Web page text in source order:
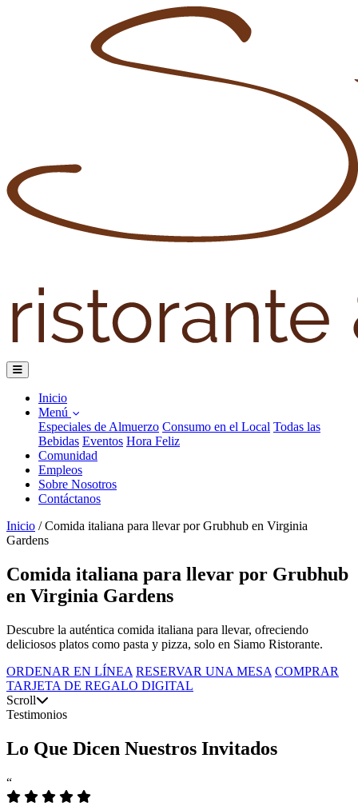
Inicio
Menú
Especiales de Almuerzo Consumo en el Local Todas las
Bebidas Eventos Hora Feliz
Comunidad
Empleos
Sobre Nosotros
Contáctanos
Inicio / Comida italiana para llevar por Grubhub en Virginia
Gardens
Comida italiana para llevar por Grubhub
en Virginia Gardens
Descubre la auténtica comida italiana para llevar, ofreciendo
deliciosos platos como pasta y pizza, solo en Siamo Ristorante.
ORDENAR EN LÍNEA RESERVAR UNA MESA COMPRAR
TARJETA DE REGALO DIGITAL
Scroll
Testimonios
Lo Que Dicen Nuestros Invitados
“